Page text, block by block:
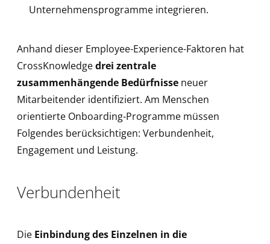
Unternehmensprogramme integrieren.
Anhand dieser Employee-Experience-Faktoren hat
CrossKnowledgedrei zentrale
zusammenhängende Bedürfnisse neuer
Mitarbeitender identifiziert. Am Menschen
orientierte Onboarding-Programme müssen
Folgendes berücksichtigen: Verbundenheit,
Engagement und Leistung.
Verbundenheit
Die Einbindung des Einzelnen in die